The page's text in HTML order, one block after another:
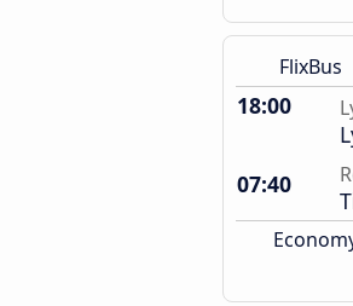
FlixBus
18:00
07:40